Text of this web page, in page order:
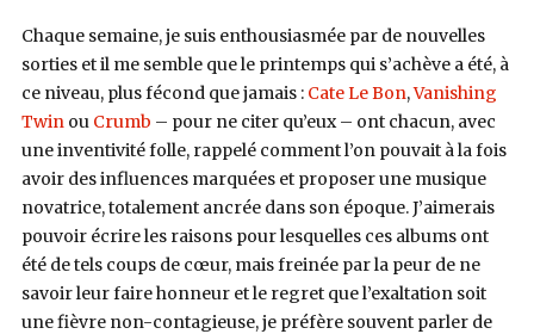
Chaque semaine, je suis enthousiasmée par de nouvelles
sorties et il me semble que le printemps qui s’achève a été, à
ce niveau, plus fécond que jamais : Cate Le Bon,Vanishing
Twinou Crumb – pour ne citer qu’eux – ont chacun, avec
une inventivité folle, rappelé comment l’on pouvait à la fois
avoir des influences marquées et proposer une musique
novatrice, totalement ancrée dans son époque. J’aimerais
pouvoir écrire les raisons pour lesquelles ces albums ont
été de tels coups de cœur, mais freinée par la peur de ne
savoir leur faire honneur et le regret que l’exaltation soit
une fièvre non-contagieuse, je préfère souvent parler de ​